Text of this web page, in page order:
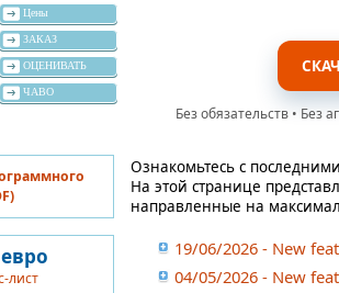
Цены
ЗАКАЗ
ОЦЕНИВАТЬ
ЧАВО
лист
Без обязательств • Без
Ознакомьтесь с
На этой странице
направленные на
19/06/2026 - New
04/05/2026 - New